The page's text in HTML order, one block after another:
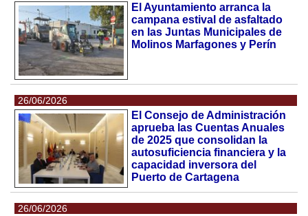
El Ayuntamiento arranca la
campana estival de asfaltado
en las Juntas Municipales de
Molinos Marfagones y Perín
26/06/2026
El Consejo de Administración
aprueba las Cuentas Anuales
de 2025 que consolidan la
autosuficiencia financiera y la
capacidad inversora del
Puerto de Cartagena
26/06/2026